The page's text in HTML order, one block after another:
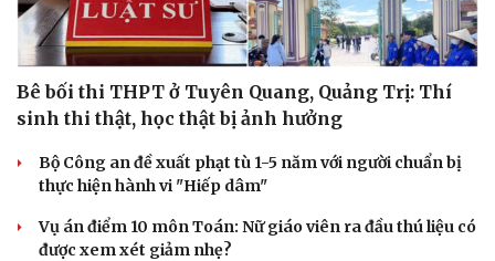
Bê bối thi THPT ở Tuyên Quang, Quảng Trị: Thí
sinh thi thật, học thật bị ảnh hưởng
Bộ Công an đề xuất phạt tù 1-5 năm với người chuẩn bị
thực hiện hành vi "Hiếp dâm"
Vụ án điểm 10 môn Toán: Nữ giáo viên ra đầu thú liệu có
được xem xét giảm nhẹ?